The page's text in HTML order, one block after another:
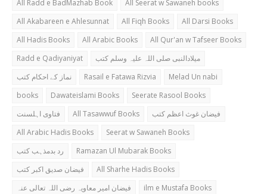
All Radd e BadMazhab Book
All Seerat w Sawaneh books
All Akabareen e Ahlesunnat
All Fiqh Books
All Darsi Books
All Hadis Books
All Arabic Books
All Qur'an w Tafseer Books
Radd e Qadiyaniyat
میلادالنبی صلی اللہ علیہ وسلم کتب
نماز کے احکام کتب
Rasail e Fatawa Rizvia
Melad Un nabi
books
Dawateislami Books
Seerate Rasool Books
فتاوی اہلسنت
All Tasawwuf Books
فیضان غوث اعظم کتب
All Arabic Hadis Books
Seerat w Sawaneh Books
رد بدمذہب کتب
Ramazan Ul Mubarak Books
فیضان صدیق اکبر کتب
All Sharhe Hadis Books
فیضان امیر معاویہ رضی اللہ تعالی عنہ
ilm e Mustafa Books